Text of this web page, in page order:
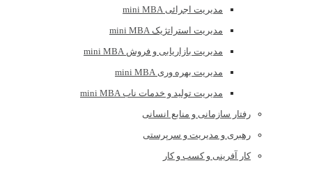
مدیریت اجرائی mini MBA
مدیریت استراتژیک mini MBA
مدیریت بازاریابی و فروش mini MBA
مدیریت بهره وری mini MBA
مدیریت تولید و خدمات ناب mini MBA
رفتار سازمانی و منابع انسانی
رهبری و مدیریت و سرپرستی
کار آفرینی و کسب و کار